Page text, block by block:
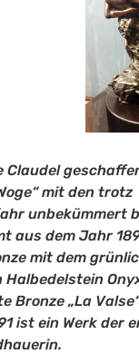
Claudel
mit den trotz
unbekümmert
aus dem Jahr
mit dem
Halbedelstein
Bronze „La
ist ein Werk der